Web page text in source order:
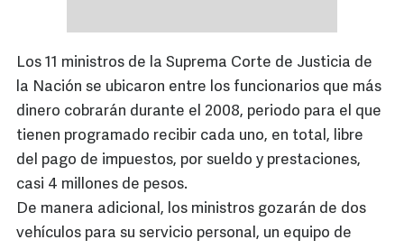
Los 11 ministros de la Suprema Corte de Justicia de
la Nación se ubicaron entre los funcionarios que más
dinero cobrarán durante el 2008, periodo para el que
tienen programado recibir cada uno, en total, libre
del pago de impuestos, por sueldo y prestaciones,
casi 4 millones de pesos.
De manera adicional, los ministros gozarán de dos
vehículos para su servicio personal, un equipo de